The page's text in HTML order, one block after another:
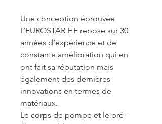
Une conception éprouvée
L’EUROSTAR HF repose sur 30
années d’expérience et de
constante amélioration qui en
ont fait sa réputation mais
également des dernières
innovations en termes de
matériaux.
Le corps de pompe et le pré-